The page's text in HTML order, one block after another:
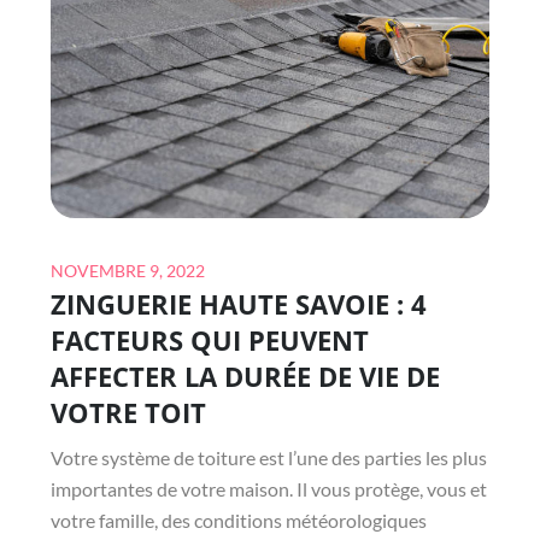
UNE
PASSION
POUR
LE
PADEL?
Posted
on
NOVEMBRE 9, 2022
ZINGUERIE HAUTE SAVOIE : 4
FACTEURS QUI PEUVENT
AFFECTER LA DURÉE DE VIE DE
VOTRE TOIT
Votre système de toiture est l’une des parties les plus
importantes de votre maison. Il vous protège, vous et
votre famille, des conditions météorologiques